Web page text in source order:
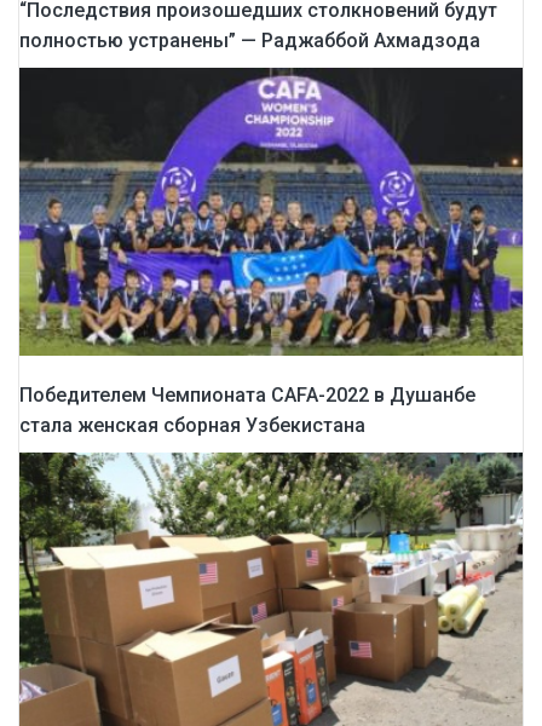
“Последствия произошедших столкновений будут
полностью устранены” — Раджаббой Ахмадзода
Победителем Чемпионата CAFA-2022 в Душанбе
стала женская сборная Узбекистана